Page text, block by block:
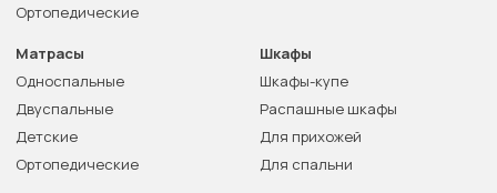
Ортопедические
Матрасы
Односпальные
Двуспальные
Детские
Ортопедические
Шкафы
Шкафы-купе
Распашные шкафы
Для прихожей
Для спальни